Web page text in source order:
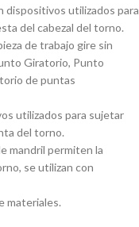
utilizados para
del cabezal del torno.
de trabajo gire sin
Giratorio, Punto
de puntas
utilizados para sujetar
del torno.
mandril permiten la
se utilizan con
materiales.